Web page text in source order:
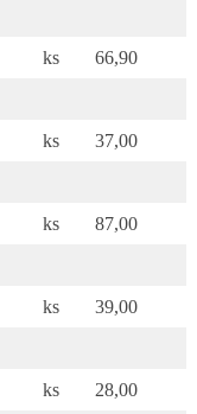
ks 66,90
ks 37,00
ks 87,00
ks 39,00
ks 28,00